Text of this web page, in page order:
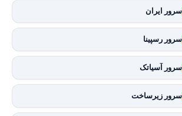
سرور ایران
سرور رسپینا
سرور آسیاتک
سرور زیرساخت